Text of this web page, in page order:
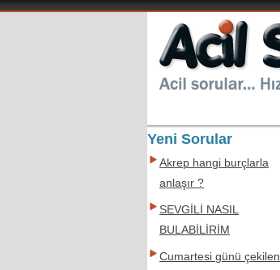
Yeni Sorular
Akrep hangi burçlarla
anlaşır ?
SEVGİLİ NASIL
BULABİLİRİM
Cumartesi günü çekilen